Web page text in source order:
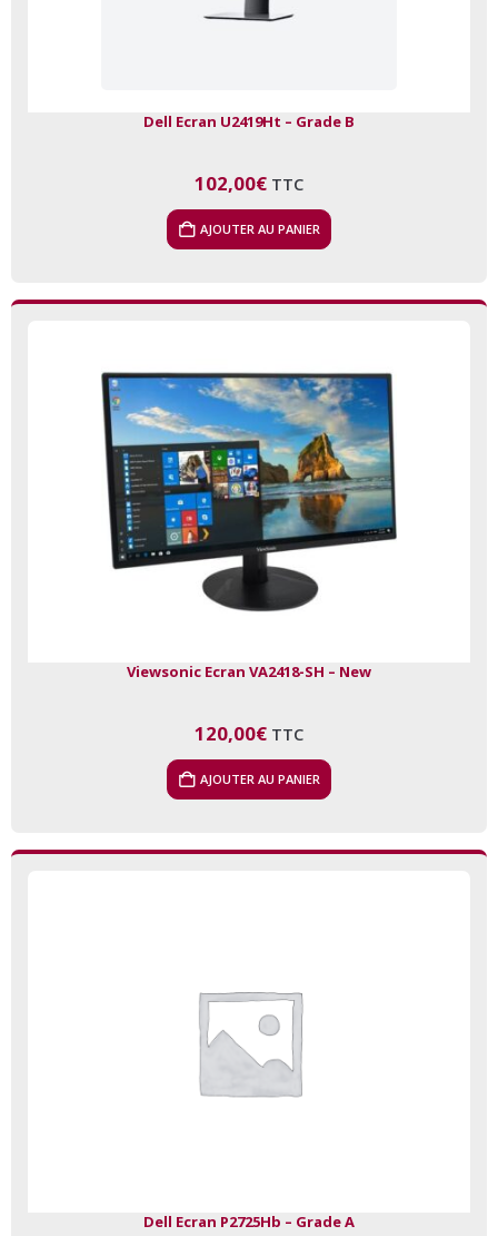
Dell Ecran U2419Ht – Grade B
102,00€ TTC
AJOUTER AU PANIER
Viewsonic Ecran VA2418-SH – New
120,00€ TTC
AJOUTER AU PANIER
Dell Ecran P2725Hb – Grade A